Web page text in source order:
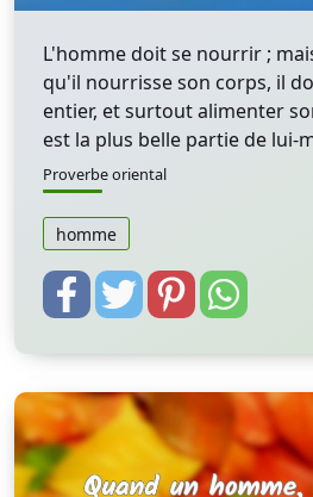
L'homme doit se nourrir ;
qu'il nourrisse son corps, il
entier, et surtout alimenter
est la plus belle partie de lui-
Proverbe oriental
homme